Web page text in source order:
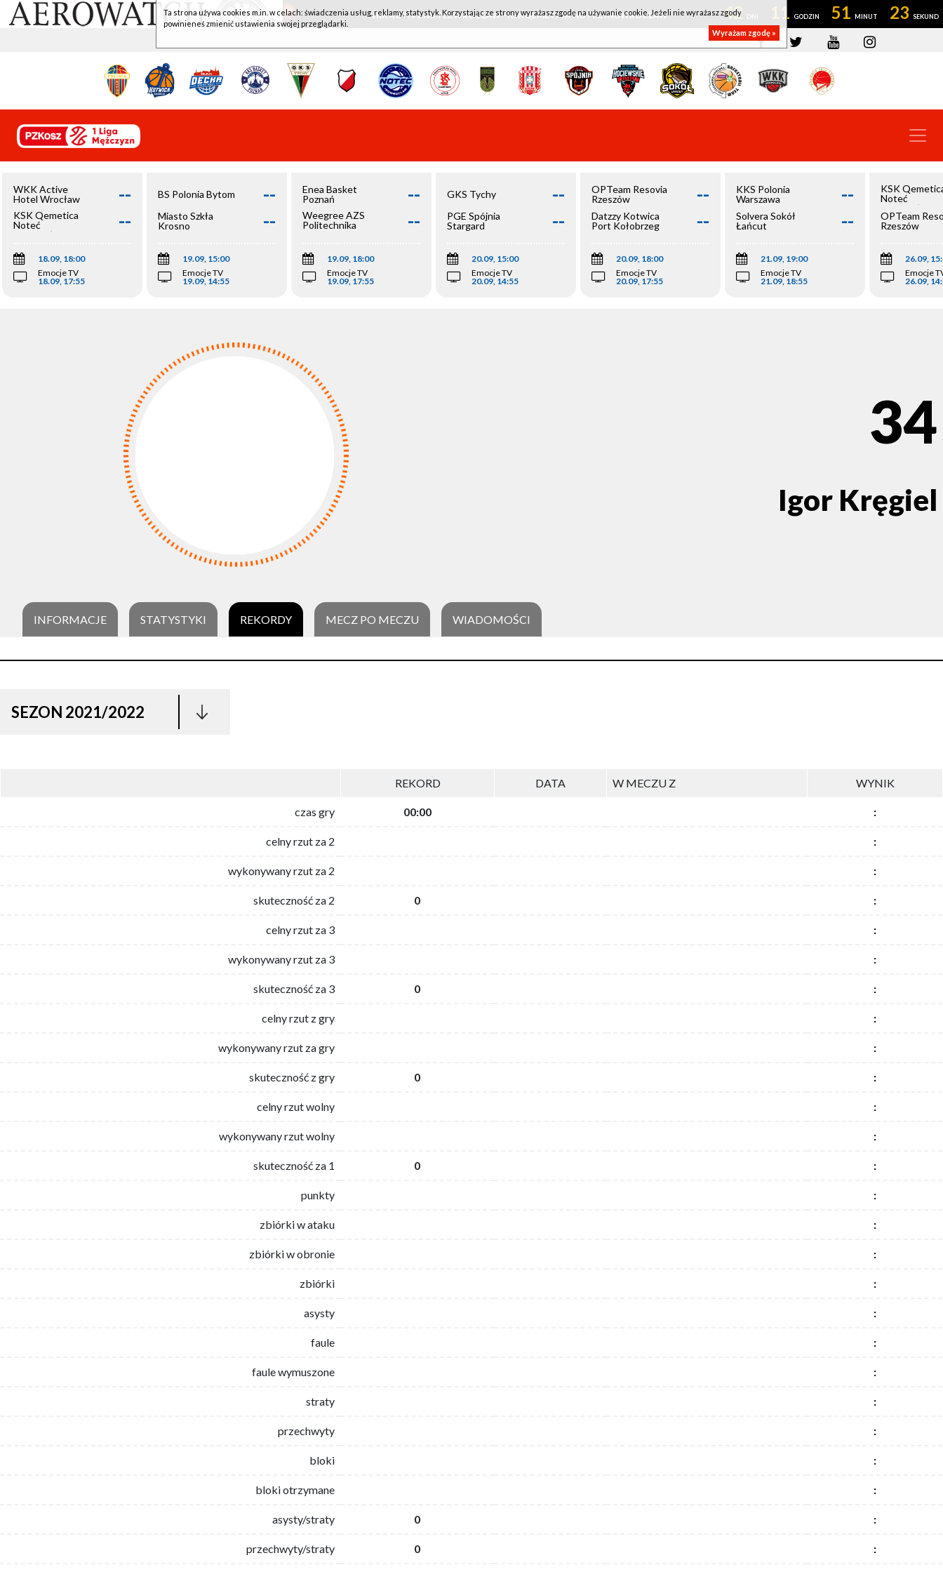
WKK ACTIVE HOTEL WROCŁAW - KSK QEMETICA NOTEĆ INOWROCŁAW 42 11 51 23
WKK Active
Hotel Wrocław
--
KSK Qemetica
Noteć
Inowrocław
--
18.09, 18:00
Emocje TV
18.09, 17:55
BS Polonia Bytom --
Miasto Szkła
Krosno
--
19.09, 15:00
Emocje TV
19.09, 14:55
Enea Basket
Poznań
--
Weegree AZS
Politechnika
--
19.09, 18:00
Emocje TV
19.09, 17:55
GKS Tychy --
PGE Spójnia
Stargard
--
20.09, 15:00
Emocje TV
20.09, 14:55
OPTeam Resovia
Rzeszów
--
Datzzy Kotwica
Port Kołobrzeg
--
20.09, 18:00
Emocje TV
20.09, 17:55
KKS Polonia
Warszawa
--
Solvera Sokół
Łańcut
--
21.09, 19:00
Emocje TV
21.09, 18:55
KSK
Noteć
Inowrocław
OPTeam
Rzeszów
26.09,
Emocje
26.09,
34
Igor Kręgiel
INFORMACJE STATYSTYKI REKORDY MECZ PO MECZU WIADOMOŚCI
SEZON 2021/2022
REKORD DATA W MECZU Z WYNIK
czas gry 00:00 :
celny rzut za 2 :
wykonywany rzut za 2 :
skuteczność za 2 0 :
celny rzut za 3 :
wykonywany rzut za 3 :
skuteczność za 3 0 :
celny rzut z gry :
wykonywany rzut za gry :
skuteczność z gry 0 :
celny rzut wolny :
wykonywany rzut wolny :
skuteczność za 1 0 :
punkty :
zbiórki w ataku :
zbiórki w obronie :
zbiórki :
asysty :
faule :
faule wymuszone :
straty :
przechwyty :
bloki :
bloki otrzymane :
asysty/straty 0 :
przechwyty/straty 0 :
Ta strona używa cookies m.in. w celach: świadczenia usług, reklamy, statystyk. Korzystając ze strony wyrażasz zgodę na używanie cookie. Jeżeli nie wyrażasz zgody
powinieneś zmienić ustawienia swojej przeglądarki.
Wyrażam zgodę »